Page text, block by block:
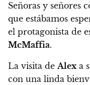
Señoras y señores
que estábamos
el protagonista de
McMaffia.
La visita deAlexa
con una linda